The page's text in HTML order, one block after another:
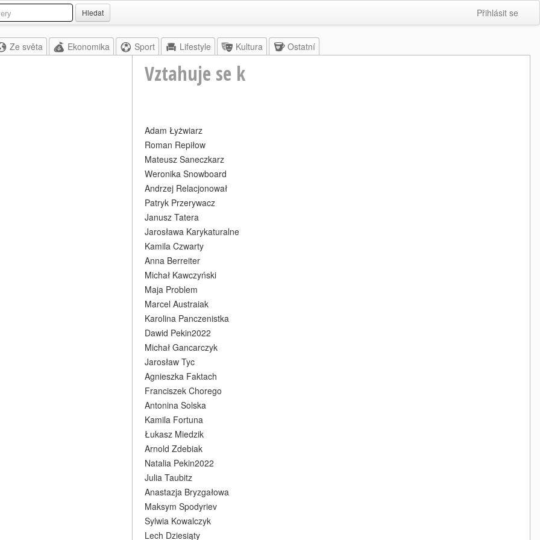
Hledat Přihlásit se
Ze světa Ekonomika Sport Lifestyle Kultura Ostatní
Vztahuje se k
Adam Łyżwiarz
Roman Repiłow
Mateusz Saneczkarz
Weronika Snowboard
Andrzej Relacjonował
Patryk Przerywacz
Janusz Tatera
Jarosława Karykaturalne
Kamila Czwarty
Anna Berreiter
Michał Kawczyński
Maja Problem
Marcel Austraiak
Karolina Panczenistka
Dawid Pekin2022
Michał Gancarczyk
Jarosław Tyc
Agnieszka Faktach
Franciszek Chorego
Antonina Solska
Kamila Fortuna
Łukasz Miedzik
Arnold Zdebiak
Natalia Pekin2022
Julia Taubitz
Anastazja Bryzgałowa
Maksym Spodyriev
Sylwia Kowalczyk
Lech Dziesiąty